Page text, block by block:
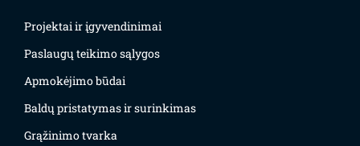
Projektai ir įgyvendinimai
Paslaugų teikimo sąlygos
Apmokėjimo būdai
Baldų pristatymas ir surinkimas
Grąžinimo tvarka